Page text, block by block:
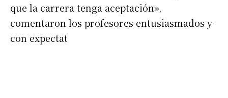
que la carrera tenga aceptación»,
comentaron los profesores entusiasmados y
con expectat